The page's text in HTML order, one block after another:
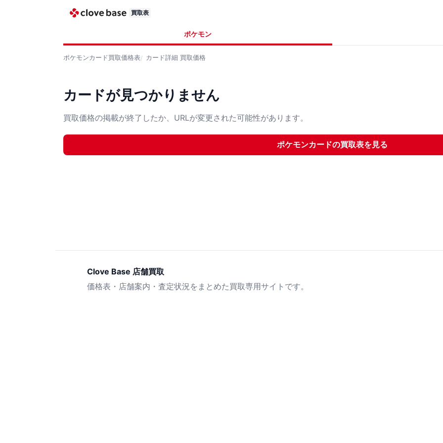
買取表
ポケモン
ポケモンカード買取価格表 カード詳細 買取価格
カードが見つかりません
買取価格の掲載が終了したか、URLが変更された可能性があります。
ポケモンカードの買取表を見る
Clove Base 店舗買取
価格表・店舗案内・査定状況をまとめた買取専用サイトです。